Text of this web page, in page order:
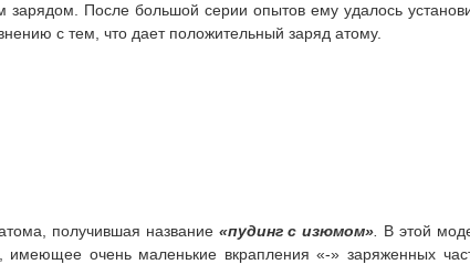
После большой серии опытов ему удалось
с тем, что дает положительный заряд атому.
получившая название «пудинг с изюмом»
В этой
очень маленькие вкрапления «-» заряженных